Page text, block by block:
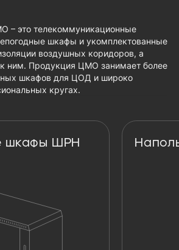
– это телекоммуникационные
шкафы и укомплектованные
воздушных коридоров, а
ним. Продукция ЦМО занимает более
шкафов для ЦОД и широко
кругах.
шкафы ШРН
Настенные шкафы ШРН